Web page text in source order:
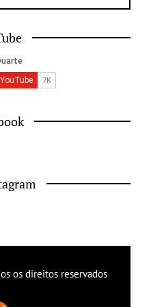
os direitos reservados